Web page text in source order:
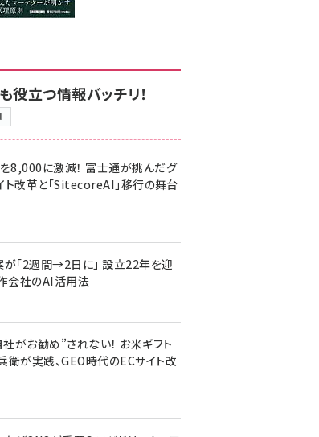
役立つ情報バッチリ！
8,000に激減！ 富士通が挑んだグ
ト改革と「SitecoreAI」移行の舞台
が「2週間→2日に」 設立22年を迎
会社のAI活用法
がお勧め”されない！ お米ギフト
衛が実践、GEO時代のECサイト改